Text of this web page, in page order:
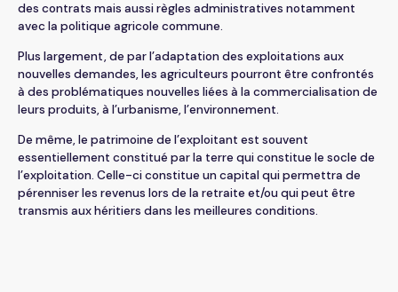
des contrats mais aussi règles administratives notamment
avec la politique agricole commune.
Plus largement, de par l’adaptation des exploitations aux
nouvelles demandes, les agriculteurs pourront être confrontés
à des problématiques nouvelles liées à la commercialisation de
leurs produits, à l’urbanisme, l’environnement.
De même, le patrimoine de l’exploitant est souvent
essentiellement constitué par la terre qui constitue le socle de
l’exploitation. Celle-ci constitue un capital qui permettra de
pérenniser les revenus lors de la retraite et/ou qui peut être
transmis aux héritiers dans les meilleures conditions.